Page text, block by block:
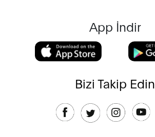
App İndir
Bizi Takip Edin